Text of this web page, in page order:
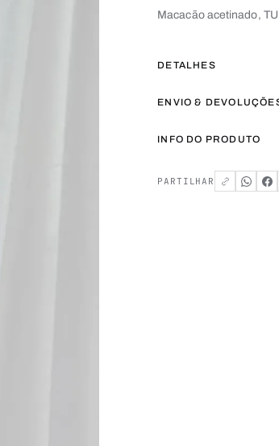
Macacão acetinado,
DETALHES
ENVIO &
INFO DO PRODUTO
PARTILHAR